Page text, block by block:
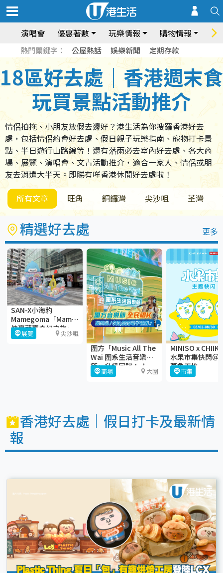
演唱會 優惠著數 玩樂情報 購物情報 飲
熱門關鍵字： 公屋熱話 娛樂新聞 定期存款
18區好去處｜香港週末食
玩買景點活動推介
情侶拍拖、小朋友放假去邊好？港生活為你搜羅香港好去
處，包括情侶約會好去處、假日親子玩樂指南、寵物打卡景
點、半日遊行山路線等！還有落雨必去室內好去處、各大商
場、展覽、演唱會、文青活動推介，適合一家人、情侶或朋
友去消遣大半天。即睇有咩香港休閒好去處啦！
所有文章
旺角 銅鑼灣 尖沙咀 荃灣
精選好去處 更多
SAN-X小海豹
Mamegoma「Mamegoma
仲夏萌寶奇幻之旅」
＠iSQUARE國際廣場
展覽 尖沙咀
圍方「Music All The
Wai 圍系生活音樂
節」升級回歸！🎶
商場 大圍
MINISO x
水果市集快閃＠
萬象天地
市集
香港好去處｜假日打卡及最新情
報